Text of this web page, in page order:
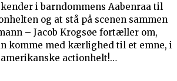
i barndommens Aabenraa til
og at stå på scenen sammen
– Jacob Krogsøe fortæller om,
komme med kærlighed til et emne, i
actionhelt!…